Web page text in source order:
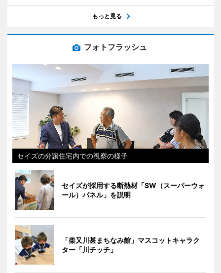
もっと見る
フォトフラッシュ
セイズの分譲住宅内での視察の様子
セイズが採用する断熱材「SW（スーパーウォ
ール）パネル」を説明
「柴又川甚まちなみ館」マスコットキャラク
ター「川チッチ」